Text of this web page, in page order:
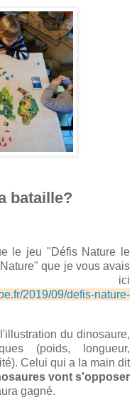
bataille?
le jeu "Défis Nature le
que je vous avais
ici
2019/09/defis-nature-
du dinosaure,
(poids, longueur,
Celui qui a la main dit
vont s'opposer
gagné.